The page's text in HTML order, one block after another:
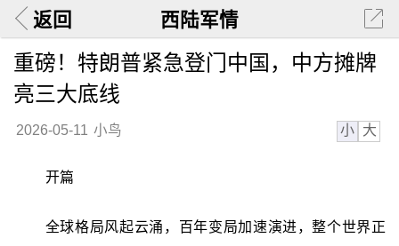
返回 西陆军情
重磅！特朗普紧急登门中国，中方摊牌
亮三大底线
2026-05-11 小鸟 小 大
开篇
全球格局风起云涌，百年变局加速演进，整个世界正